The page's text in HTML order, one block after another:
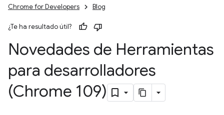
Chrome for Developers Blog
¿Te ha resultado útil?
Novedades de Herramientas
para desarrolladores
(Chrome 109)